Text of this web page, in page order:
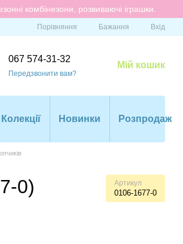
комбінезони, розвиваючі іграшки.
Порівняння Бажання Вхід
067 574-31-32
Передзвонити вам?
Мій кошик
Колекції Новинки Розпродаж
0) Артикул
0106-1677-0